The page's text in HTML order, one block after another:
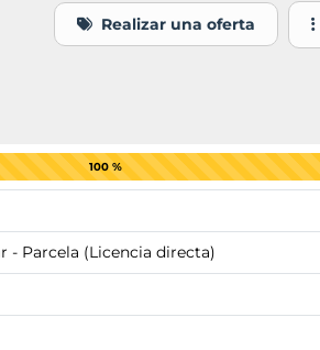
Realizar una oferta
100 %
- Parcela (Licencia directa)